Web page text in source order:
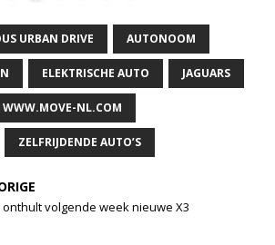
URBAN DRIVE AUTONOOM
ELEKTRISCHE AUTO JAGUARS
WWW.MOVE-NL.COM
ZELFRIJDENDE AUTO’S
onthult volgende week nieuwe X3